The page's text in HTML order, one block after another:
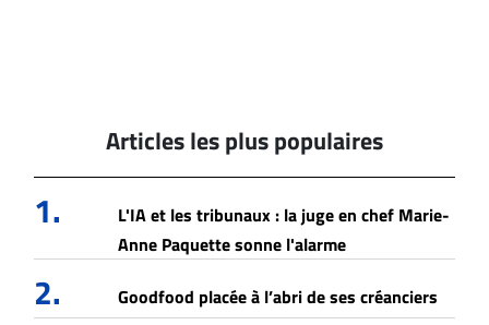
Articles les plus populaires
1.
L'IA et les tribunaux : la juge en chef Marie-
Anne Paquette sonne l'alarme
2. Goodfood placée à l’abri de ses créanciers